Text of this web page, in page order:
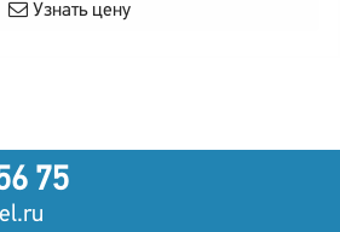
Узнать цену
75